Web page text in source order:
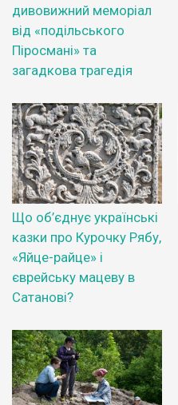
дивовижний меморіал
від «подільського
Піросмані» та
загадкова трагедія
Що об’єднує українські
казки про Курочку Рябу,
«Яйце-райце» і
єврейську мацеву в
Сатанові?